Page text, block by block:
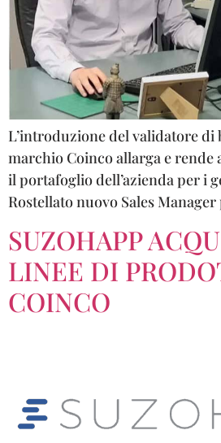
L’introduzione del validatore di
marchio Coinco allarga e
il portafoglio dell’azienda per i
Rostellato nuovo Sales Manager
SUZOHAPP
LINEE DI
COINCO